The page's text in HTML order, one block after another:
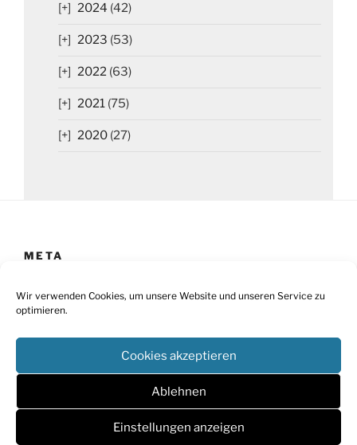
Wir verwenden Cookies, um unsere Website und unseren Service zu
optimieren.
Cookies akzeptieren
Ablehnen
Einstellungen anzeigen
2024 (42)
2023 (53)
2022 (63)
2021 (75)
2020 (27)
META
Impressum
Cookie-Richtlinie